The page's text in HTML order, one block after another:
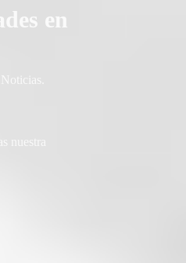
en
nuestra